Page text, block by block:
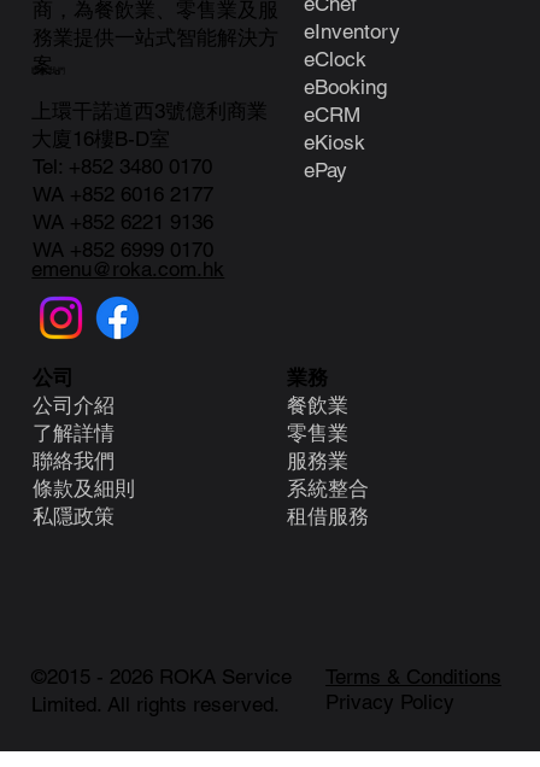
商，為餐飲業、零售業及服
務業提供一站式智能解決方
案。
上環干諾道西3號億利商業
大廈16樓B-D室
聯絡我們
Tel: +852 3480 0170
WA +852 6016 2177
WA +852 6221 9136
WA +852 6999 0170
emenu@roka.com.hk
©2015 - 2026 ROKA Service
Limited. All rights reserved.
eInventory
eClock
eBooking
eCRM
eKiosk
ePay
業務
餐飲業
零售業
服務業
系統整合
租借服務
Terms & Conditions
Privacy Policy
公司
公司介紹
了解詳情
聯絡我們
條款及細則
​私隱政策